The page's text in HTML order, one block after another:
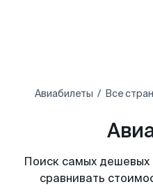
Авиабилеты Все
Поиск самых дешевых
сравнивать